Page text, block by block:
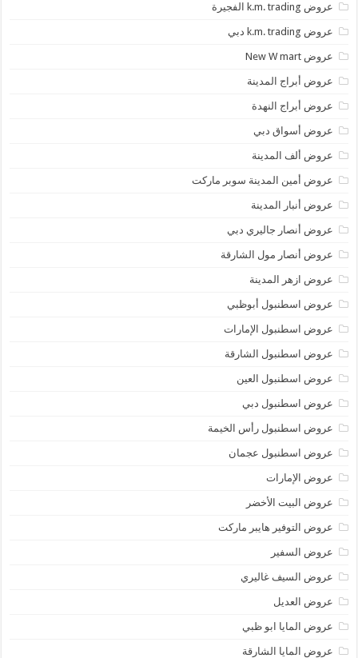
عروض k.m. trading الفجيرة
عروض k.m. trading دبي
عروض New W mart
عروض أبراج المدينة
عروض أبراج النهدة
عروض أسواق دبي
عروض ألف المدينة
عروض أمين المدينة سوبر ماركت
عروض أنبار المدينة
عروض أنصار جاليري دبي
عروض أنصار مول الشارقة
عروض ازهر المدينة
عروض اسطنبول أبوظبي
عروض اسطنبول الإمارات
عروض اسطنبول الشارقة
عروض اسطنبول العين
عروض اسطنبول دبي
عروض اسطنبول رأس الخيمة
عروض اسطنبول عجمان
عروض الإمارات
عروض البيت الأخضر
عروض التوفير هايبر ماركت
عروض السفير
عروض السيف غاليري
عروض العديل
عروض المايا ابو ظبي
عروض المايا الشارقة